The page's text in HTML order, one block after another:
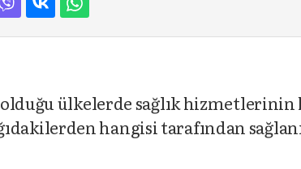
ülkelerde sağlık hizmetlerinin
hangisi tarafından